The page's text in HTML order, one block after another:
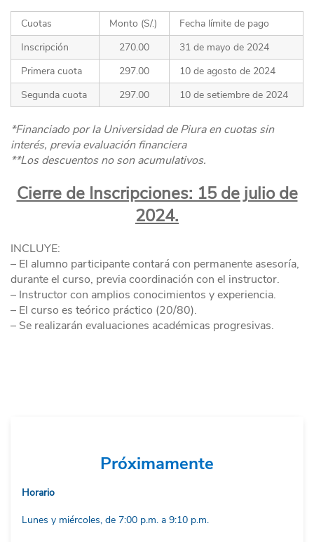
Cuotas Monto (S/.)
Fecha límite de pago
Inscripción
270.00
31 de mayo de 2024
Primera cuota
297.00
10 de agosto de 2024
Segunda cuota
297.00 10 de setiembre de 2024
*Financiado por la Universidad de Piura en cuotas sin
interés, previa evaluación financiera
**Los descuentos no son acumulativos.
Cierre de Inscripciones: 15 de julio de
2024.
INCLUYE:
– El alumno participante contará con permanente asesoría,
durante el curso, previa coordinación con el instructor.
– Instructor con amplios conocimientos y experiencia.
– El curso es teórico práctico (20/80).
– Se realizarán evaluaciones académicas progresivas.
Próximamente
Horario
Lunes y miércoles, de 7:00 p.m. a 9:10 p.m.